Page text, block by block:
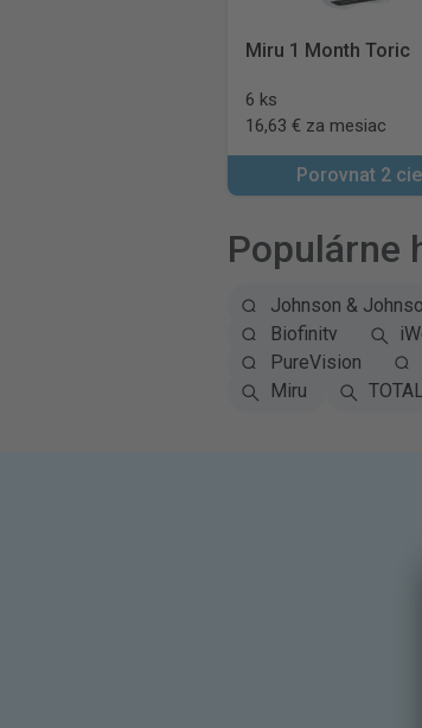
Miru 1 Month Toric
6 ks
16,63 € za mesiac
Porovnat 2
Populárne
Johnson &
Biofinity
PureVision
Miru